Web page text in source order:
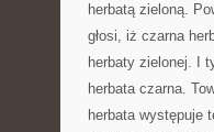
herbatą zieloną.
głosi, iż czarna
herbaty zielonej. I
herbata czarna.
herbata występuje